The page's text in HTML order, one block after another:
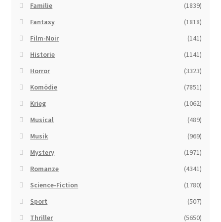
Familie
(1839)
Fantasy
(1818)
Film-Noir
(141)
Historie
(1141)
Horror
(3323)
Komödie
(7851)
Krieg
(1062)
Musical
(489)
Musik
(969)
Mystery
(1971)
Romanze
(4341)
Science-Fiction
(1780)
Sport
(507)
Thriller
(5650)